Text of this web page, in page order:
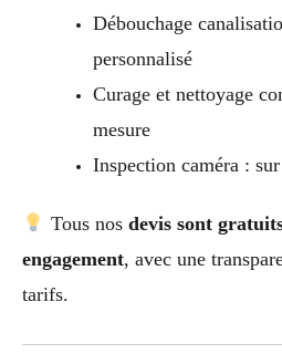
Débouchage
personnalisé
Curage et nettoyage
mesure
Inspection caméra :
Tous nos devis sont
engagement, avec une
tarifs.